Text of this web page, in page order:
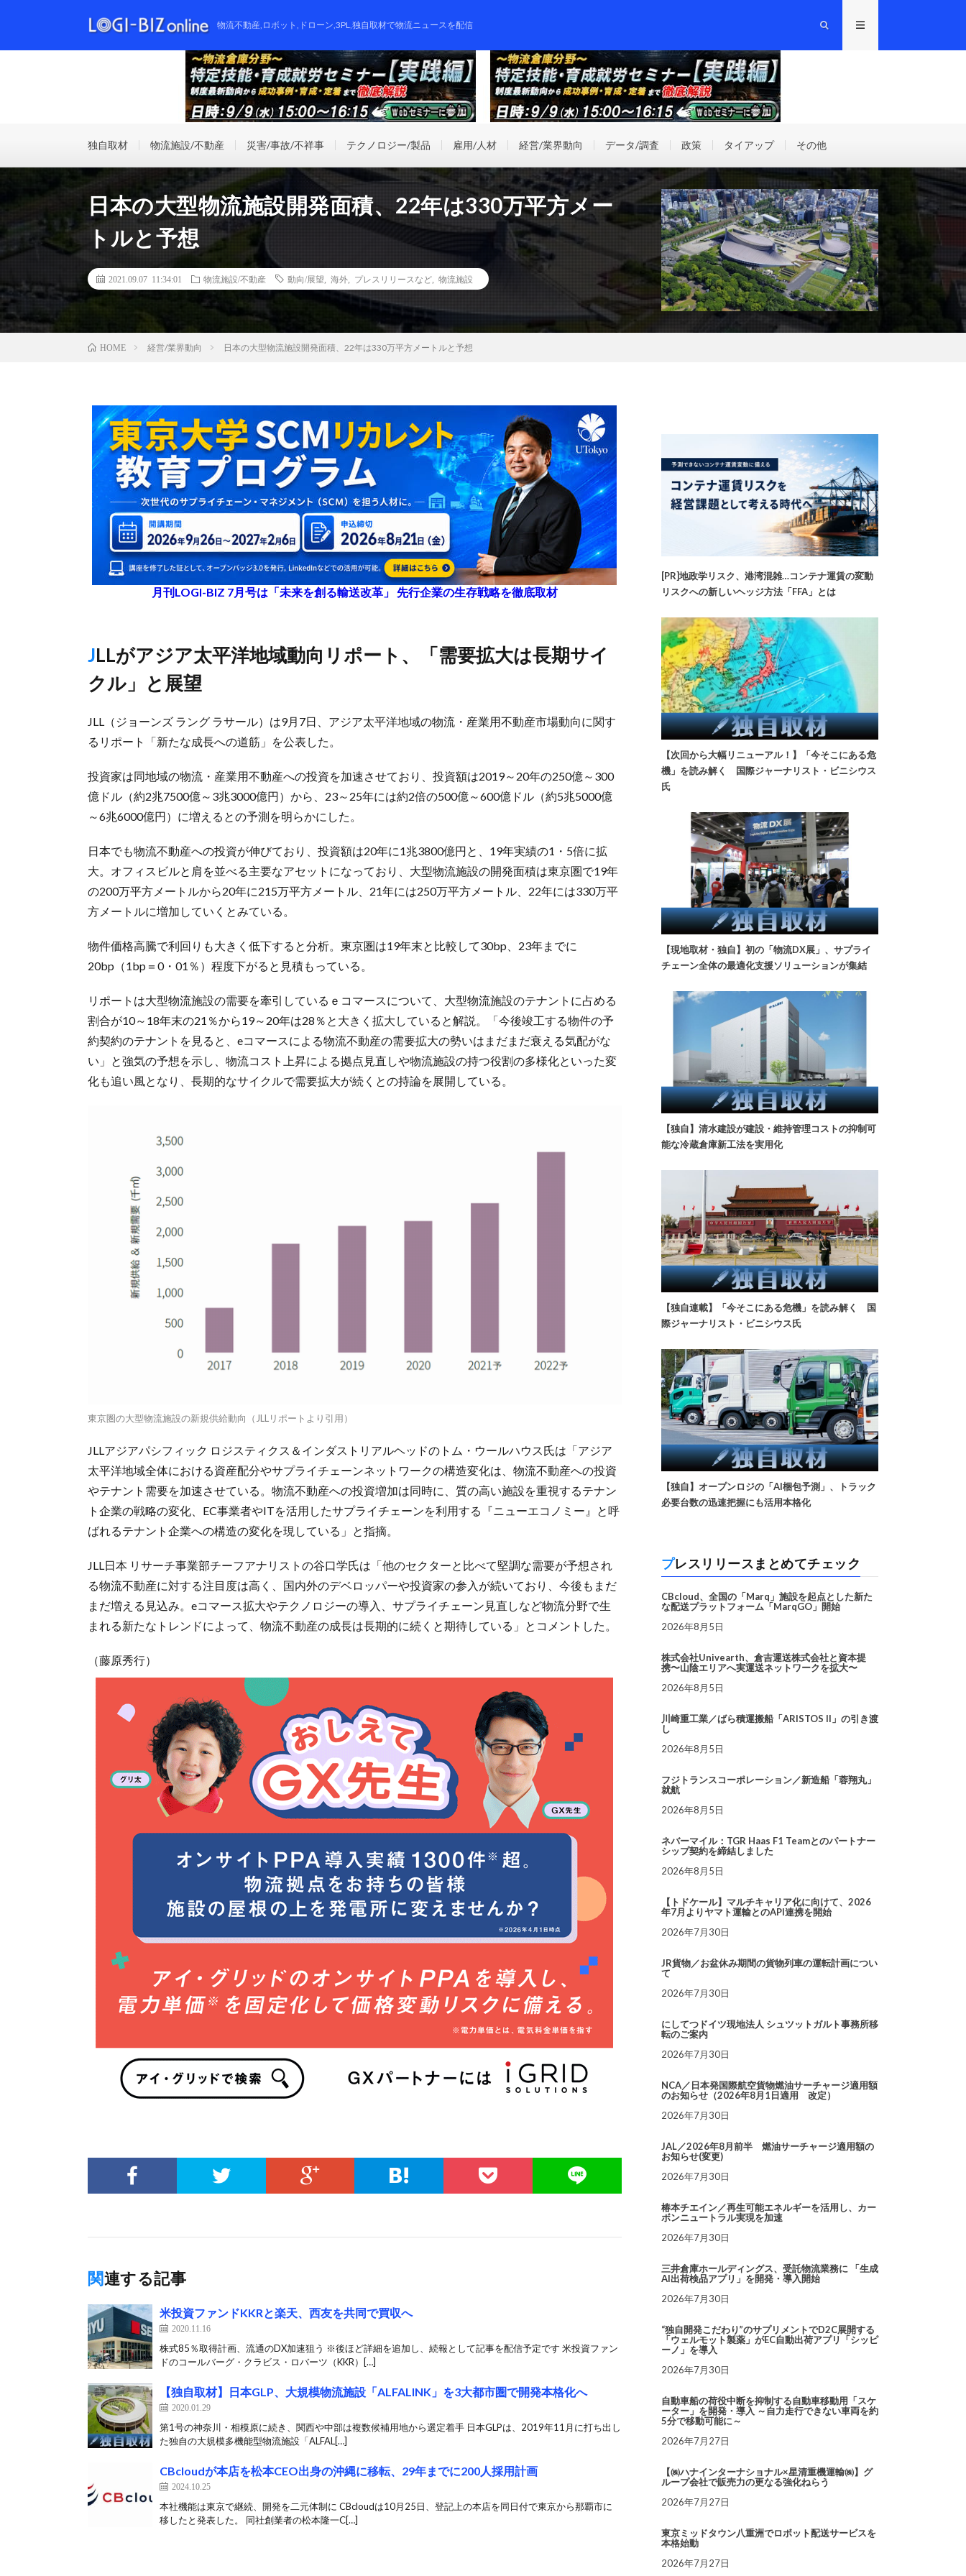
物流不動産,ロボット,ドローン,3PL,独自取材で物流ニュースを配信
独自取材 物流施設/不動産 災害/事故/不祥事 テクノロジー/製品 雇用/人材 経営/業界動向 データ/調査 政策 タイアップ その他
日本の大型物流施設開発面積、22年は330万平方メー
トルと予想
2021.09.07 11:34:01 物流施設/不動産 動向/展望 海外 プレスリリースなど 物流施設
HOME 経営/業界動向 日本の大型物流施設開発面積、22年は330万平方メートルと予想
月刊LOGI-BIZ 7月号は「未来を創る輸送改革」 先行企業の生存戦略を徹底取材
JLLがアジア太平洋地域動向リポート、「需要拡大は長期サイ
クル」と展望
JLL（ジョーンズ ラング ラサール）は9月7日、アジア太平洋地域の物流・産業用不動産市場動向に関す
るリポート「新たな成長への道筋」を公表した。
投資家は同地域の物流・産業用不動産への投資を加速させており、投資額は2019～20年の250億～300
億ドル（約2兆7500億～3兆3000億円）から、23～25年には約2倍の500億～600億ドル（約5兆5000億
～6兆6000億円）に増えるとの予測を明らかにした。
日本でも物流不動産への投資が伸びており、投資額は20年に1兆3800億円と、19年実績の1・5倍に拡
大。オフィスビルと肩を並べる主要なアセットになっており、大型物流施設の開発面積は東京圏で19年
の200万平方メートルから20年に215万平方メートル、21年には250万平方メートル、22年には330万平
方メートルに増加していくとみている。
物件価格高騰で利回りも大きく低下すると分析。東京圏は19年末と比較して30bp、23年までに
20bp（1bp＝0・01％）程度下がると見積もっている。
リポートは大型物流施設の需要を牽引しているｅコマースについて、大型物流施設のテナントに占める
割合が10～18年末の21％から19～20年は28％と大きく拡大していると解説。「今後竣工する物件の予
約契約のテナントを見ると、eコマースによる物流不動産の需要拡大の勢いはまだまだ衰える気配がな
い」と強気の予想を示し、物流コスト上昇による拠点見直しや物流施設の持つ役割の多様化といった変
化も追い風となり、長期的なサイクルで需要拡大が続くとの持論を展開している。
東京圏の大型物流施設の新規供給動向（JLLリポートより引用）
JLLアジアパシフィック ロジスティクス＆インダストリアルヘッドのトム・ウールハウス氏は「アジア
太平洋地域全体における資産配分やサプライチェーンネットワークの構造変化は、物流不動産への投資
やテナント需要を加速させている。物流不動産への投資増加は同時に、質の高い施設を重視するテナン
ト企業の戦略の変化、EC事業者やITを活用したサプライチェーンを利用する『ニューエコノミー』と呼
ばれるテナント企業への構造の変化を現している」と指摘。
JLL日本 リサーチ事業部チーフアナリストの谷口学氏は「他のセクターと比べて堅調な需要が予想され
る物流不動産に対する注目度は高く、国内外のデベロッパーや投資家の参入が続いており、今後もまだ
まだ増える見込み。eコマース拡大やテクノロジーの導入、サプライチェーン見直しなど物流分野で生
まれる新たなトレンドによって、物流不動産の成長は長期的に続くと期待している」とコメントした。
（藤原秀行）
関連する記事
米投資ファンドKKRと楽天、西友を共同で買収へ
2020.11.16
株式85％取得計画、流通のDX加速狙う ※後ほど詳細を追加し、続報として記事を配信予定です 米投資ファン
ドのコールバーグ・クラビス・ロバーツ（KKR）[…]
【独自取材】日本GLP、大規模物流施設「ALFALINK」を3大都市圏で開発本格化へ
2020.01.29
第1号の神奈川・相模原に続き、関西や中部は複数候補用地から選定着手 日本GLPは、2019年11月に打ち出し
た独自の大規模多機能型物流施設「ALFAL[…]
CBcloudが本店を松本CEO出身の沖縄に移転、29年までに200人採用計画
2024.10.25
本社機能は東京で継続、開発を二元体制に CBcloudは10月25日、登記上の本店を同日付で東京から那覇市に
移したと発表した。 同社創業者の松本隆一C[…]
[PR]地政学リスク、港湾混雑…コンテナ運賃の変動
リスクへの新しいヘッジ方法「FFA」とは
【次回から大幅リニューアル！】「今そこにある危
機」を読み解く 国際ジャーナリスト・ビニシウス
氏
【現地取材・独自】初の「物流DX展」、サプライ
チェーン全体の最適化支援ソリューションが集結
【独自】清水建設が建設・維持管理コストの抑制可
能な冷蔵倉庫新工法を実用化
【独自連載】「今そこにある危機」を読み解く 国
際ジャーナリスト・ビニシウス氏
【独自】オープンロジの「AI梱包予測」、トラック
必要台数の迅速把握にも活用本格化
プレスリリースまとめてチェック
CBcloud、全国の「Marq」施設を起点とした新た
な配送プラットフォーム「MarqGO」開始
2026年8月5日
株式会社Univearth、倉吉運送株式会社と資本提
携〜山陰エリアへ実運送ネットワークを拡大〜
2026年8月5日
川崎重工業／ばら積運搬船「ARISTOS II」の引き渡
し
2026年8月5日
フジトランスコーポレーション／新造船「蓉翔丸」
就航
2026年8月5日
ネバーマイル：TGR Haas F1 Teamとのパートナー
シップ契約を締結しました
2026年8月5日
【トドケール】マルチキャリア化に向けて、2026
年7月よりヤマト運輸とのAPI連携を開始
2026年7月30日
JR貨物／お盆休み期間の貨物列車の運転計画につい
て
2026年7月30日
にしてつドイツ現地法人 シュツットガルト事務所移
転のご案内
2026年7月30日
NCA／日本発国際航空貨物燃油サーチャージ適用額
のお知らせ（2026年8月1日適用 改定）
2026年7月30日
JAL／2026年8月前半 燃油サーチャージ適用額の
お知らせ(変更)
2026年7月30日
椿本チエイン／再生可能エネルギーを活用し、カー
ボンニュートラル実現を加速
2026年7月30日
三井倉庫ホールディングス、受託物流業務に 「生成
AI出荷検品アプリ」を開発・導入開始
2026年7月30日
“独自開発こだわり”のサプリメントでD2C展開する
「ウェルモット製薬」がEC自動出荷アプリ「シッピ
ーノ」を導入
2026年7月30日
自動車船の荷役中断を抑制する自動車移動用「スケ
ーター」を開発・導入 ～自力走行できない車両を約
5分で移動可能に～
2026年7月27日
【㈱ハナインターナショナル×星清重機運輸㈱】グ
ループ会社で販売力の更なる強化ねらう
2026年7月27日
東京ミッドタウン八重洲でロボット配送サービスを
本格始動
2026年7月27日